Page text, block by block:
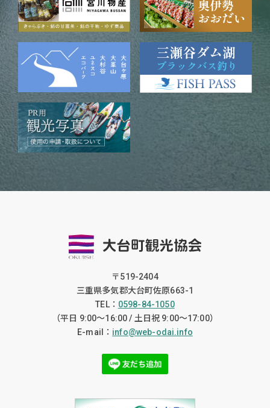
〒519-2404
三重県多気郡大台町佐原663-1
TEL： 0598-84-1050
（平日 9:00〜16:00 / 土日祝 9:00〜17:00）
E-mail： info@web-odai.info